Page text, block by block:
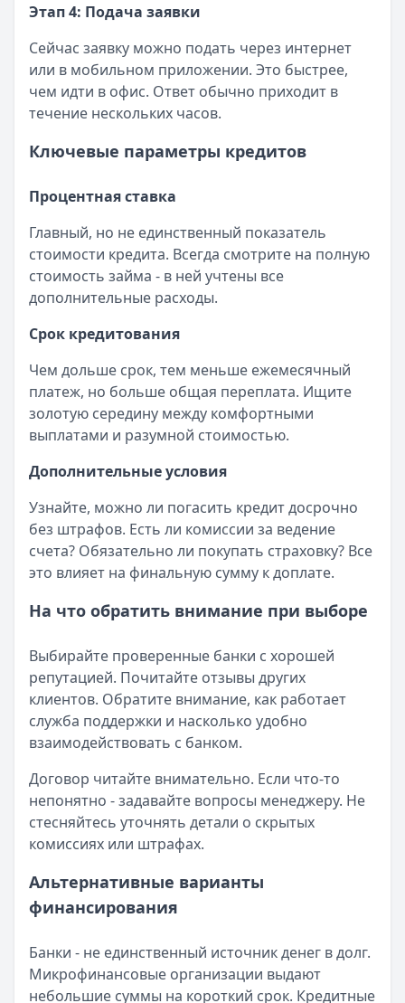
Этап 4: Подача заявки
Сейчас заявку можно подать через интернет
или в мобильном приложении. Это быстрее,
чем идти в офис. Ответ обычно приходит в
течение нескольких часов.
Ключевые параметры кредитов
Процентная ставка
Главный, но не единственный показатель
стоимости кредита. Всегда смотрите на полную
стоимость займа - в ней учтены все
дополнительные расходы.
Срок кредитования
Чем дольше срок, тем меньше ежемесячный
платеж, но больше общая переплата. Ищите
золотую середину между комфортными
выплатами и разумной стоимостью.
Дополнительные условия
Узнайте, можно ли погасить кредит досрочно
без штрафов. Есть ли комиссии за ведение
счета? Обязательно ли покупать страховку? Все
это влияет на финальную сумму к доплате.
На что обратить внимание при выборе
Выбирайте проверенные банки с хорошей
репутацией. Почитайте отзывы других
клиентов. Обратите внимание, как работает
служба поддержки и насколько удобно
взаимодействовать с банком.
Договор читайте внимательно. Если что-то
непонятно - задавайте вопросы менеджеру. Не
стесняйтесь уточнять детали о скрытых
комиссиях или штрафах.
Альтернативные варианты
финансирования
Банки - не единственный источник денег в долг.
Микрофинансовые организации выдают
небольшие суммы на короткий срок. Кредитные